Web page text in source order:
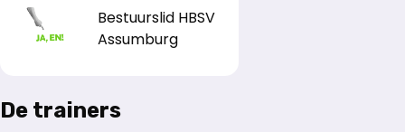
Bestuurslid HBSV
Assumburg
De trainers